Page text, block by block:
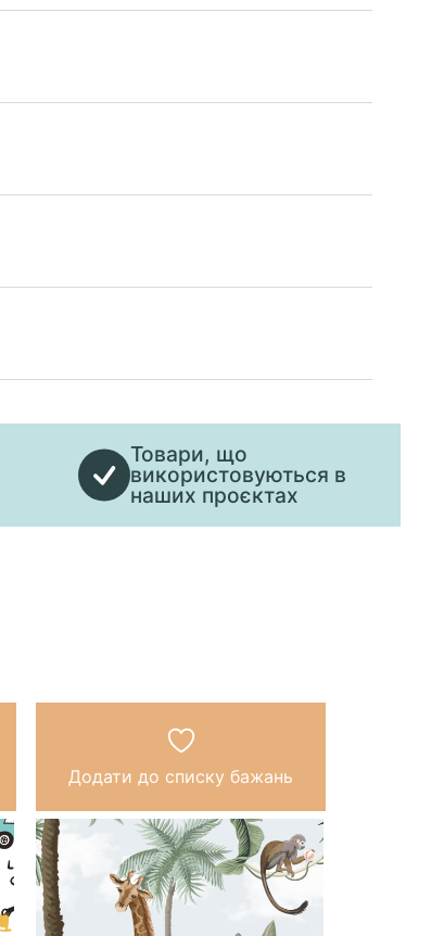
Товари, що
використовуються в
наших проєктах
Додати до списку бажань